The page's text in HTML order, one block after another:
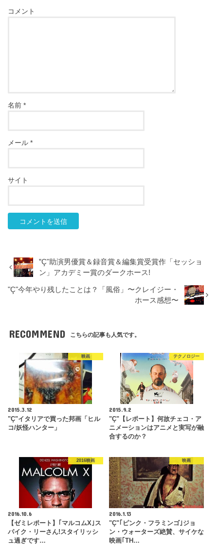
コメント
名前*
メール*
サイト
”Ç"助演男優賞＆録音賞＆編集賞受賞作「セッショ
ン」アカデミー賞のダークホース!
"Ç"今年やり残したことは？「風俗」〜クレイジー・
ホース感想〜
RECOMMEND こちらの記事も人気です。
映画
2015.3.12
"Ç"イタリアで買った邦画「ヒル
コ/妖怪ハンター」
テクノロジー
2015.9.2
"Ç"【レポート】何故チェコ・ア
ニメーションはアニメと実写が融
合するのか？
2016映画
2016.10.6
【ゼミレポート】｢マルコムX｣ス
パイク・リーさん!スタイリッシ
ュ過ぎです…
映画
2016.1.13
"Ç"｢ピンク・フラミンゴ｣ジョ
ン・ウォーターズ絶賛、サイケな
映画｢TH…